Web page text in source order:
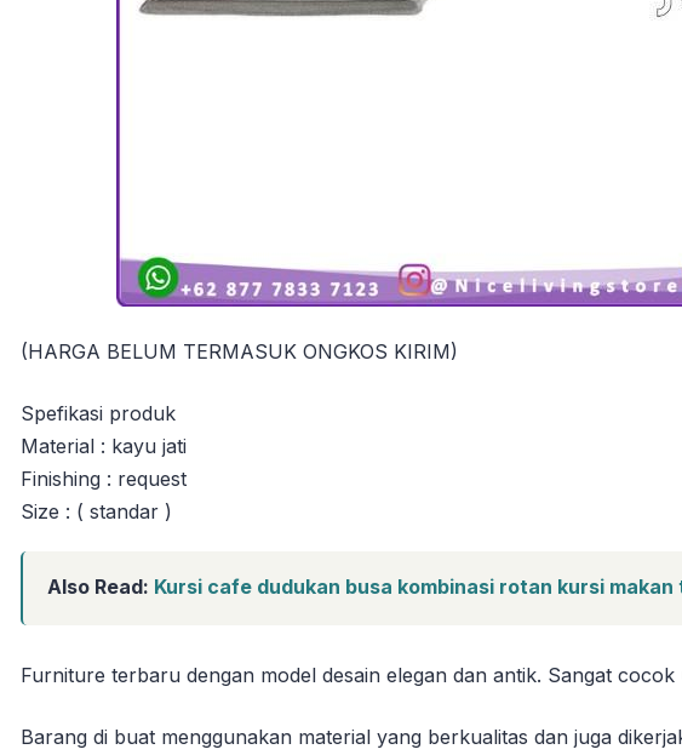
(HARGA BELUM TERMASUK ONGKOS KIRIM)
Spefikasi produk
Material : kayu jati
Finishing : request
Size : ( standar )
Also Read: Kursi cafe dudukan busa kombinasi rotan kursi
Furniture terbaru dengan model desain elegan dan antik. Sangat
Barang di buat menggunakan material yang berkualitas dan juga